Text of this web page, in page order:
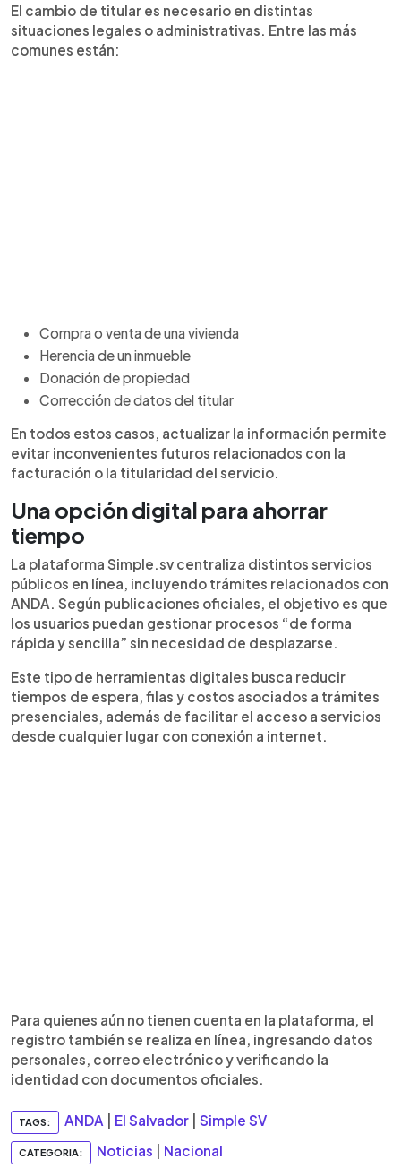
El cambio de titular es necesario en distintas
situaciones legales o administrativas. Entre las más
comunes están:
Compra o venta de una vivienda
Herencia de un inmueble
Donación de propiedad
Corrección de datos del titular
En todos estos casos, actualizar la información permite
evitar inconvenientes futuros relacionados con la
facturación o la titularidad del servicio.
Una opción digital para ahorrar
tiempo
La plataforma Simple.sv centraliza distintos servicios
públicos en línea, incluyendo trámites relacionados con
ANDA. Según publicaciones oficiales, el objetivo es que
los usuarios puedan gestionar procesos “de forma
rápida y sencilla” sin necesidad de desplazarse.
Este tipo de herramientas digitales busca reducir
tiempos de espera, filas y costos asociados a trámites
presenciales, además de facilitar el acceso a servicios
desde cualquier lugar con conexión a internet.
Para quienes aún no tienen cuenta en la plataforma, el
registro también se realiza en línea, ingresando datos
personales, correo electrónico y verificando la
identidad con documentos oficiales.
TAGS: ANDA El Salvador Simple SV
CATEGORIA: Noticias Nacional